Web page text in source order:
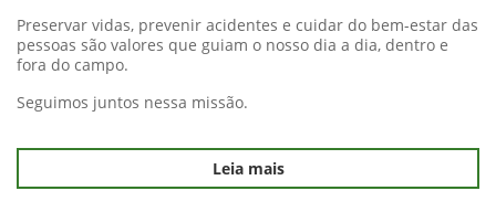
Preservar vidas, prevenir acidentes e cuidar do bem-estar das
pessoas são valores que guiam o nosso dia a dia, dentro e
fora do campo.
Seguimos juntos nessa missão.
Leia mais